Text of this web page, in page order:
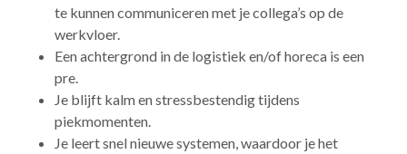
te kunnen communiceren met je collega’s op de
werkvloer.
Een achtergrond in de logistiek en/of horeca is een
pre.
Je blijft kalm en stressbestendig tijdens
piekmomenten.
Je leert snel nieuwe systemen, waardoor je het